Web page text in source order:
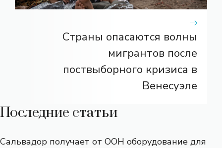
Страны опасаются волны
мигрантов после
поствыборного кризиса в
Венесуэле
Последние статьи
Сальвадор получает от ООН оборудование для